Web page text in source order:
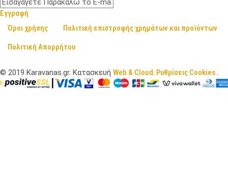
Εγγραφή
Όροι χρήσης
Πολιτική επιστροφής χρημάτων και προϊόντων
Πολιτική Απορρήτου
© 2019 Karavanas.gr. Κατασκευή Web & Cloud Ρυθμίσεις Cookies